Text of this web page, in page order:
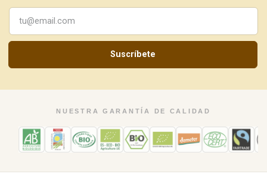
Suscríbete
NUESTRA GARANTÍA DE CALIDAD